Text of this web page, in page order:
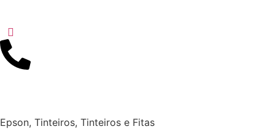
Epson, Tinteiros, Tinteiros e Fitas